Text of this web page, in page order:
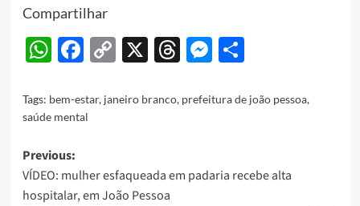
Compartilhar
WhatsApp
Facebook
Copy
X Threads
Messenger
Share
Tags: bem-estar, janeiro branco, prefeitura de joão pessoa,
saúde mental
Post
navigation
Previous:
VÍDEO: mulher esfaqueada em padaria recebe alta
hospitalar, em João Pessoa